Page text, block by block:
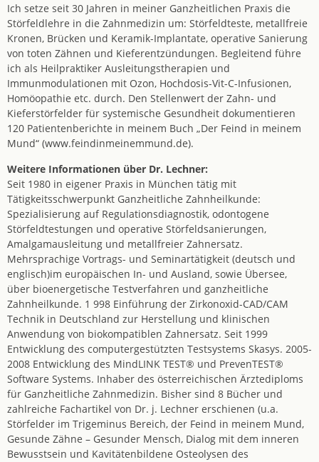
Ich setze seit 30 Jahren in meiner Ganzheitlichen Praxis die
Störfeldlehre in die Zahnmedizin um: Störfeldteste, metallfreie
Kronen, Brücken und Keramik-Implantate, operative Sanierung
von toten Zähnen und Kieferentzündungen. Begleitend führe
ich als Heilpraktiker Ausleitungstherapien und
Immunmodulationen mit Ozon, Hochdosis-Vit-C-Infusionen,
Homöopathie etc. durch. Den Stellenwert der Zahn- und
Kieferstörfelder für systemische Gesundheit dokumentieren
120 Patientenberichte in meinem Buch „Der Feind in meinem
Mund“ (www.feindinmeinemmund.de).
Weitere Informationen über Dr. Lechner:
Seit 1980 in eigener Praxis in München tätig mit
Tätigkeitsschwerpunkt Ganzheitliche Zahnheilkunde:
Spezialisierung auf Regulationsdiagnostik, odontogene
Störfeldtestungen und operative Störfeldsanierungen,
Amalgamausleitung und metallfreier Zahnersatz.
Mehrsprachige Vortrags- und Seminartätigkeit (deutsch und
englisch)im europäischen In- und Ausland, sowie Übersee,
über bioenergetische Testverfahren und ganzheitliche
Zahnheilkunde. 1 998 Einführung der Zirkonoxid-CAD/CAM
Technik in Deutschland zur Herstellung und klinischen
Anwendung von biokompatiblen Zahnersatz. Seit 1999
Entwicklung des computergestützten Testsystems Skasys. 2005-
2008 Entwicklung des MindLINK TEST® und PrevenTEST®
Software Systems. Inhaber des österreichischen Ärztediploms
für Ganzheitliche Zahnmedizin. Bisher sind 8 Bücher und
zahlreiche Fachartikel von Dr. j. Lechner erschienen (u.a.
Störfelder im Trigeminus Bereich, der Feind in meinem Mund,
Gesunde Zähne – Gesunder Mensch, Dialog mit dem inneren
Bewusstsein und Kavitätenbildene Osteolysen des